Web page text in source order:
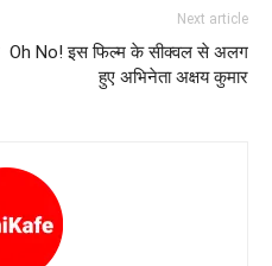
Next article
Oh No! इस फिल्‍म के सीक्‍वल से अलग
हुए अभिनेता अक्षय कुमार